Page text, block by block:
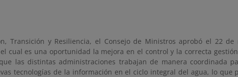
Transición y Resiliencia, el Consejo de Ministros aprobó el 22 de
cual es una oportunidad la mejora en el control y la correcta
las distintas administraciones trabajan de manera coordinada
tecnologías de la información en el ciclo integral del agua, lo